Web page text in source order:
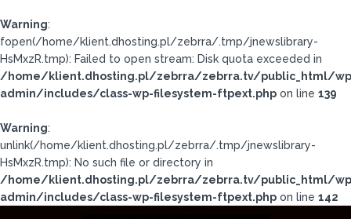
Warning:
fopen(/home/klient.dhosting.pl/zebrra/.tmp/jnewslibrary-
HsMxzR.tmp): Failed to open stream: Disk quota exceeded in
/home/klient.dhosting.pl/zebrra/zebrra.tv/public_html/
admin/includes/class-wp-filesystem-ftpext.php on line 139
Warning:
unlink(/home/klient.dhosting.pl/zebrra/.tmp/jnewslibrary-
HsMxzR.tmp): No such file or directory in
/home/klient.dhosting.pl/zebrra/zebrra.tv/public_html/
admin/includes/class-wp-filesystem-ftpext.php on line 142